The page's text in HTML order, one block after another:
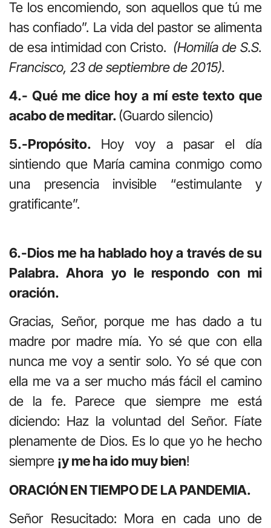
Te los encomiendo, son aquellos que tú me
has confiado”. La vida del pastor se alimenta
de esa intimidad con Cristo. (Homilía de S.S.
Francisco, 23 de septiembre de 2015).
4.- Qué me dice hoy a mí este texto que
acabo de meditar.(Guardo silencio)
5.-Propósito. Hoy voy a pasar el día
sintiendo que María camina conmigo como
una presencia invisible “estimulante y
gratificante”.
6.-Dios me ha hablado hoy a través de su
Palabra. Ahora yo le respondo con mi
oración.
Gracias, Señor, porque me has dado a tu
madre por madre mía. Yo sé que con ella
nunca me voy a sentir solo. Yo sé que con
ella me va a ser mucho más fácil el camino
de la fe. Parece que siempre me está
diciendo: Haz la voluntad del Señor. Fíate
plenamente de Dios. Es lo que yo he hecho
siempre ¡y me ha ido muy bien!
ORACIÓN EN TIEMPO DE LA PANDEMIA.
Señor Resucitado: Mora en cada uno de